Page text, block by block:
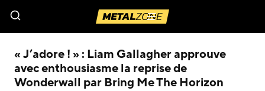
Menu
« J’adore ! » : Liam Gallagher approuve
avec enthousiasme la reprise de
Wonderwall par Bring Me The Horizon